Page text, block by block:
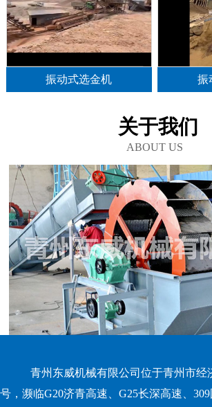
振动式选金机 振
关于我们
ABOUT US
青州东威机械有限公司位于青州市经
号，濒临G20济青高速、G25长深高速、